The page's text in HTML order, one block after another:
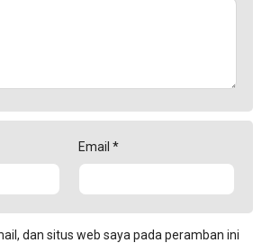
Email *
dan situs web saya pada peramban ini